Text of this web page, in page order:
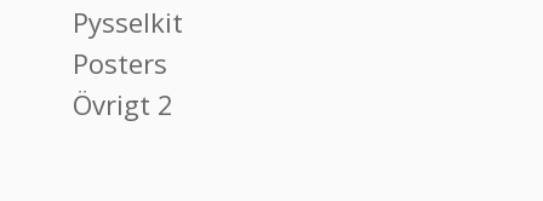
Pysselkit
Posters
Övrigt 2